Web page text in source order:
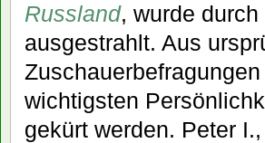
Russland, wurde
ausgestrahlt. Aus
wichtigsten
gekürt werden. Peter